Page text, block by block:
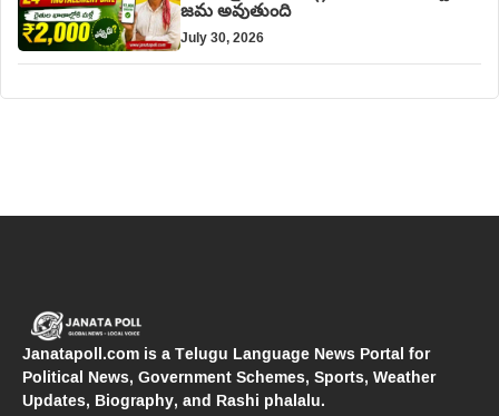
జమ అవుతుంది
July 30, 2026
Janatapoll.com is a Telugu Language News Portal for
Political News, Government Schemes, Sports, Weather
Updates, Biography, and Rashi phalalu.